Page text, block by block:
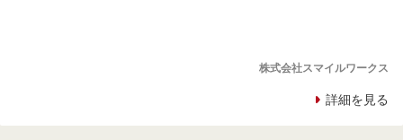
株式会社スマイルワークス
詳細を見る